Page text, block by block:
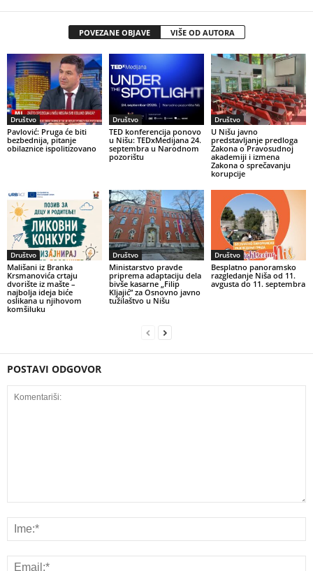
POVEZANE OBJAVE VIŠE OD AUTORA
Društvo
Pavlović: Pruga će biti
bezbednija, pitanje
obilaznice ispolitizovano
Društvo
TED konferencija ponovo
u Nišu: TEDxMedijana 24.
septembra u Narodnom
pozorištu
Društvo
U Nišu javno
predstavljanje predloga
Zakona o Pravosudnoj
akademiji i izmena
Zakona o sprečavanju
korupcije
Društvo
Mališani iz Branka
Krsmanovića crtaju
dvorište iz mašte –
najbolja ideja biće
oslikana u njihovom
komšiluku
Društvo
Ministarstvo pravde
priprema adaptaciju dela
bivše kasarne „Filip
Kljajić” za Osnovno javno
tužilaštvo u Nišu
Društvo
Besplatno panoramsko
razgledanje Niša od 11.
avgusta do 11. septembra
POSTAVI ODGOVOR